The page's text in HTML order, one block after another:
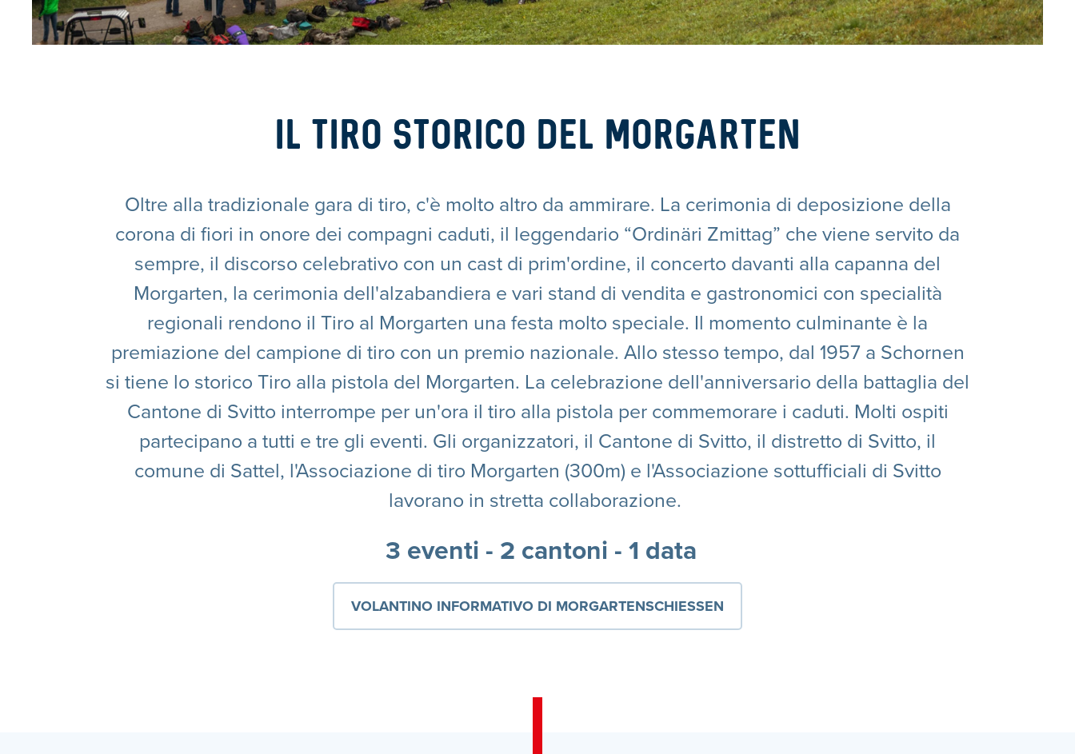
IL TIRO STORICO DEL MORGARTEN
Oltre alla tradizionale gara di tiro, c'è molto altro da ammirare. La cerimonia di deposizione della
corona di fiori in onore dei compagni caduti, il leggendario “Ordinäri Zmittag” che viene servito da
sempre, il discorso celebrativo con un cast di prim'ordine, il concerto davanti alla capanna del
Morgarten, la cerimonia dell'alzabandiera e vari stand di vendita e gastronomici con specialità
regionali rendono il Tiro al Morgarten una festa molto speciale. Il momento culminante è la
premiazione del campione di tiro con un premio nazionale. Allo stesso tempo, dal 1957 a Schornen
si tiene lo storico Tiro alla pistola del Morgarten. La celebrazione dell'anniversario della battaglia del
Cantone di Svitto interrompe per un'ora il tiro alla pistola per commemorare i caduti. Molti ospiti
partecipano a tutti e tre gli eventi. Gli organizzatori, il Cantone di Svitto, il distretto di Svitto, il
comune di Sattel, l'Associazione di tiro Morgarten (300m) e l'Associazione sottufficiali di Svitto
lavorano in stretta collaborazione.
3 eventi - 2 cantoni - 1 data
VOLANTINO INFORMATIVO DI MORGARTENSCHIESSEN